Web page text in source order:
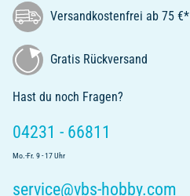
Versandkostenfrei ab 75 €*
Gratis Rückversand
Hast du noch Fragen?
04231 - 66811
Mo.-Fr. 9 - 17 Uhr
service@vbs-hobby.com